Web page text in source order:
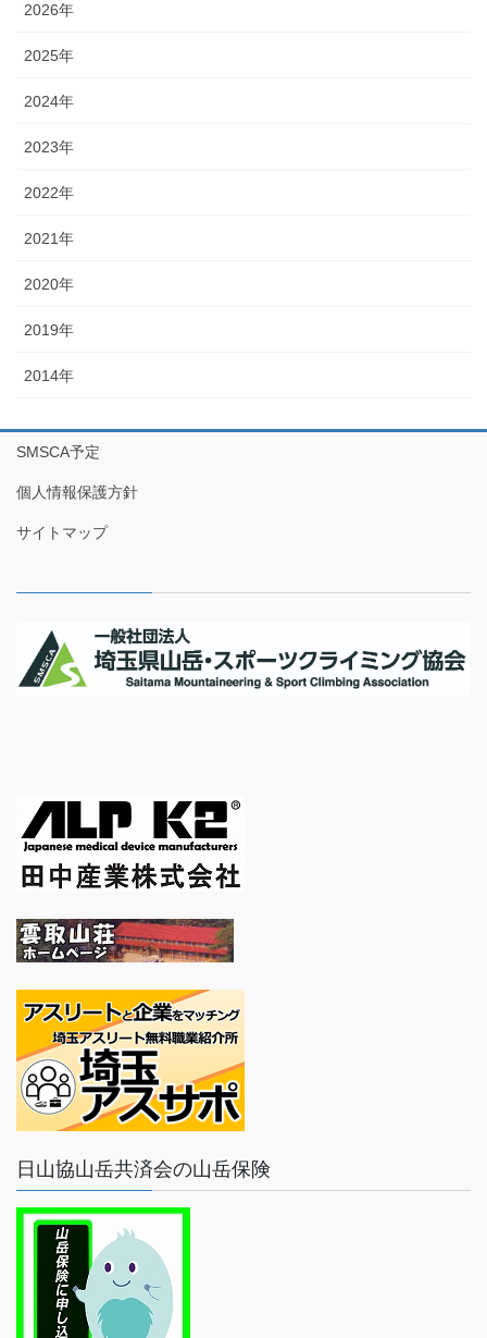
2026年
2025年
2024年
2023年
2022年
2021年
2020年
2019年
2014年
SMSCA予定
個人情報保護方針
サイトマップ
日山協山岳共済会の山岳保険